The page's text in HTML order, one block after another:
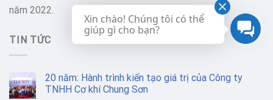
năm 2022.
TIN TỨC
20 năm: Hành trình kiến tạo giá trị của Công ty
TNHH Cơ khí Chung Sơn
Xin chào! Chúng tôi có thể
giúp gì cho bạn?